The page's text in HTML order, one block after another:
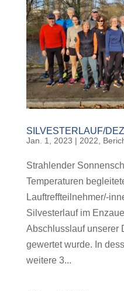
SILVESTERLAUF/
Jan. 1, 2023 | 2022
Strahlender
Temperaturen
Lauftreffteilnehmer/-
Silvesterlauf im
Abschlusslauf unserer
gewertet wurde. In
weitere 3...